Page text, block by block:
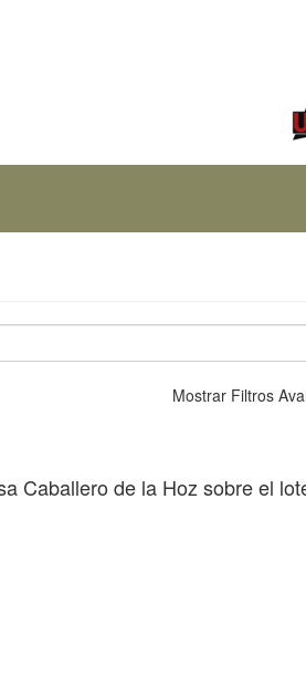
Mostrar Filtros
Caballero de la Hoz sobre el